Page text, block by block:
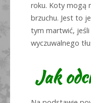
roku. Koty mogą
brzuchu. Jest to
tym martwić,
wyczuwalnego
Jak